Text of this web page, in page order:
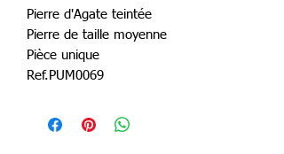
Pierre d'Agate teintée
Pierre de taille moyenne
Pièce unique
Ref.PUM0069